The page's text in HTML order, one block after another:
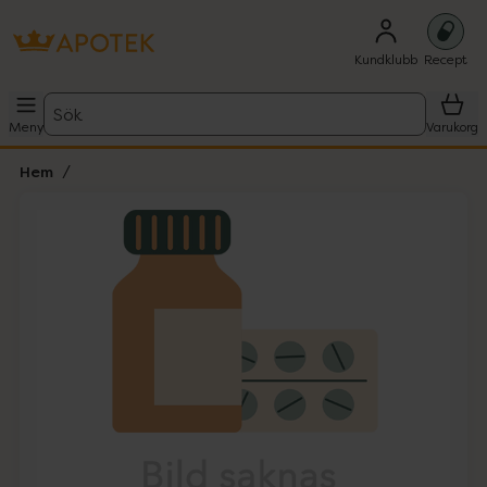
Kundklubb Recept
Meny
Sök
Varukorg
Hem
Lista: . Innehåller 1 objekt.